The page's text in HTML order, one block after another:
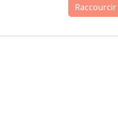
Raccourcir